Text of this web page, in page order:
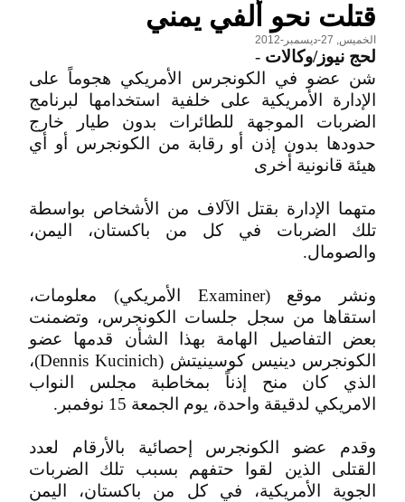
قتلت نحو ألفي يمني
الخميس, 27-ديسمبر-2012
لحج نيوز/وكالات -
شن عضو في الكونجرس الأمريكي هجوماً على
الإدارة الأمريكية على خلفية استخدامها لبرنامج
الضربات الموجهة للطائرات بدون طيار خارج
حدودها بدون إذن أو رقابة من الكونجرس أو أي
هيئة قانونية أخرى
متهما الإدارة بقتل الآلاف من الأشخاص بواسطة
تلك الضربات في كل من باكستان، اليمن،
والصومال.
ونشر موقع (Examiner الأمريكي) معلومات،
استقاها من سجل جلسات الكونجرس، وتضمنت
بعض التفاصيل الهامة بهذا الشأن قدمها عضو
الكونجرس دينيس كوسينيتش (Dennis Kucinich)،
الذي كان منح إذناً بمخاطبة مجلس النواب
الامريكي لدقيقة واحدة، يوم الجمعة 15 نوفمبر.
وقدم عضو الكونجرس إحصائية بالأرقام لعدد
القتلى الذين لقوا حتفهم بسبب تلك الضربات
الجوية الأمريكية، في كل من باكستان، اليمن